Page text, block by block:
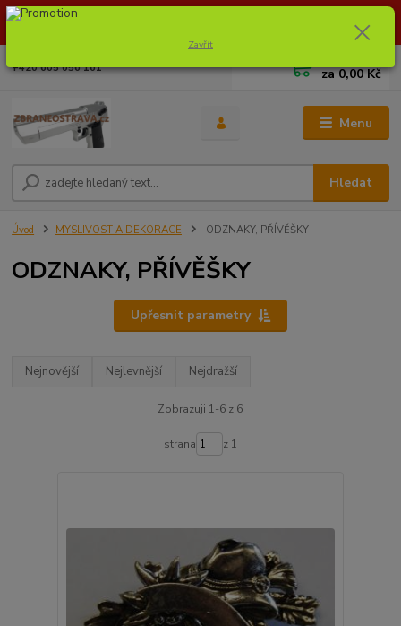
Dostupnost zboží si ověřte na info@zbraneostrava.cz nebo tel.
Menu
Hledat
+420 605 056 161 za0,00 Kč
Úvod MYSLIVOST A DEKORACE ODZNAKY, PŘÍVĚŠKY
ODZNAKY, PŘÍVĚŠKY
Upřesnit parametry
Nejnovější Nejlevnější Nejdražší
Zobrazuji 1-6 z 6
strana z 1
Zavřít